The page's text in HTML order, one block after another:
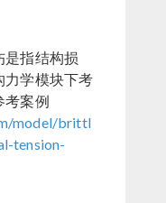
是指结构损
力学模块下考
考案例
model/brittl
tension-